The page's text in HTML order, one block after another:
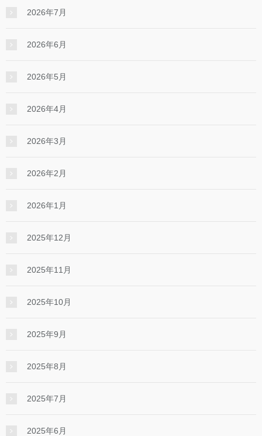
2026年7月
2026年6月
2026年5月
2026年4月
2026年3月
2026年2月
2026年1月
2025年12月
2025年11月
2025年10月
2025年9月
2025年8月
2025年7月
2025年6月